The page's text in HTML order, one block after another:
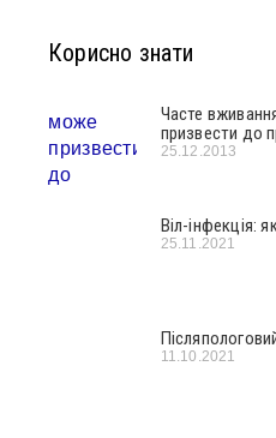
Корисно знати
Часте
призвести до
25.12.2013
Віл-інфекція:
25.11.2021
11.10.2021